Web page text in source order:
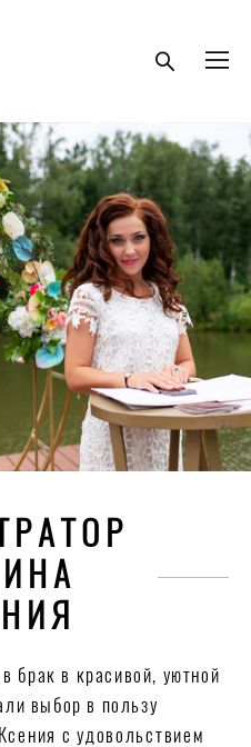
брак в красивой, уютной
выбор в пользу
Ксения с удовольствием